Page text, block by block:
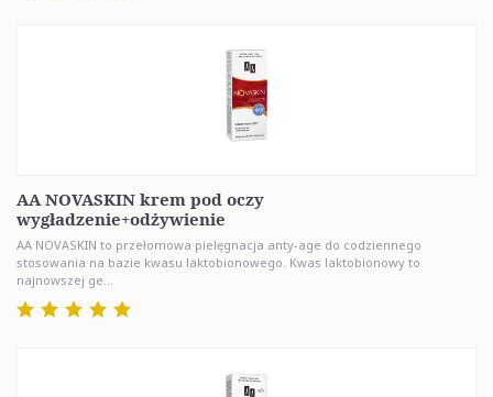
AA NOVASKIN krem pod oczy
wygładzenie+odżywienie
AA NOVASKIN to przełomowa pielęgnacja anty-age do codziennego
stosowania na bazie kwasu laktobionowego. Kwas laktobionowy to
najnowszej ge...